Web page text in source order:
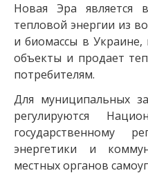
Новая Эра является
тепловой энергии из
и биомассы в
объекты и продает
потребителям.
Для муниципальных
регулируются
государственному
энергетики и
местных органов